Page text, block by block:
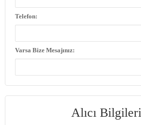
Telefon:
Varsa Bize Mesajınız:
Alıcı Bilgileri